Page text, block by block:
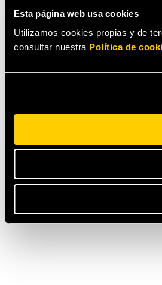
Esta página web usa cookies
Utilizamos cookies propias y de
consultar nuestra Política de